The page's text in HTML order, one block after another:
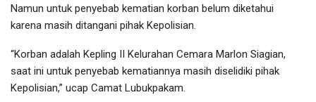
Namun untuk penyebab kematian korban belum diketahui
karena masih ditangani pihak Kepolisian.
“Korban adalah Kepling II Kelurahan Cemara Marlon Siagian,
saat ini untuk penyebab kematiannya masih diselidiki pihak
Kepolisian,” ucap Camat Lubukpakam.